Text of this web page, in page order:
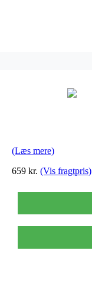
(Læs mere)
659 kr. (Vis fragtpris)